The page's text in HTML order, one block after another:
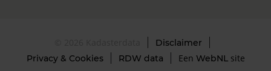
Disclaimer
Privacy & Cookies
RDW data Een WebNLsite